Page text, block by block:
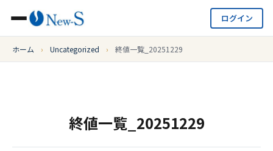
ログイン
ホーム › Uncategorized › 終値一覧_20251229
終値一覧_20251229